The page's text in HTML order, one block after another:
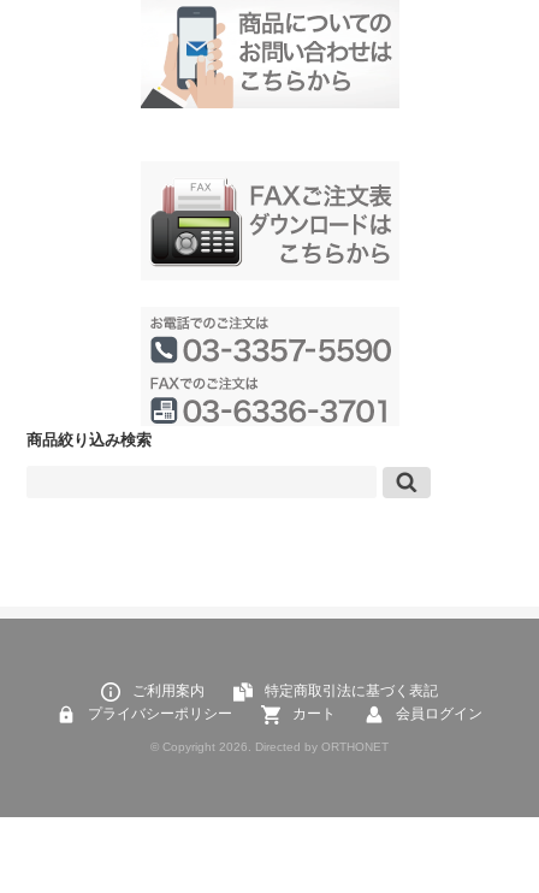
商品絞り込み検索
ご利用案内
特定商取引法に基づく表記
プライバシーポリシー
カート 会員ログイン
© Copyright 2026. Directed by ORTHONET